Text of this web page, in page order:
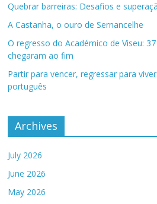
Quebrar barreiras: Desafios e
A Castanha, o ouro de Sernancelhe
O regresso do Académico de Viseu:
chegaram ao fim
Partir para vencer, regressar para
português
Archives
July 2026
June 2026
May 2026